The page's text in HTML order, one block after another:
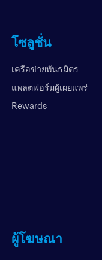
โซลูชั่น
เครือข่ายพันธมิตร
แพลตฟอร์มผู้เผยแพร่
Rewards
ผู้โฆษณา